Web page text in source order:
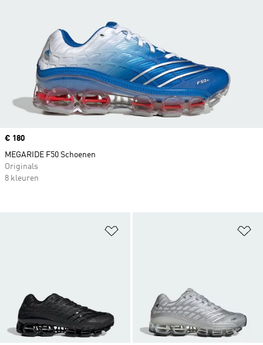
Price
€ 180
MEGARIDE F50 Schoenen
Originals
8 kleuren